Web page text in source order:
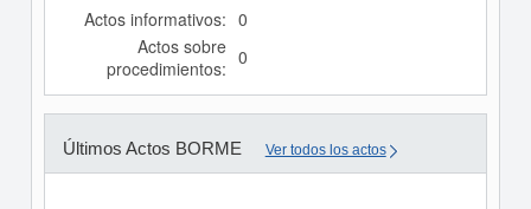
Actos informativos: 0
Actos sobre
procedimientos: 0
Últimos Actos BORME Ver todos los actos